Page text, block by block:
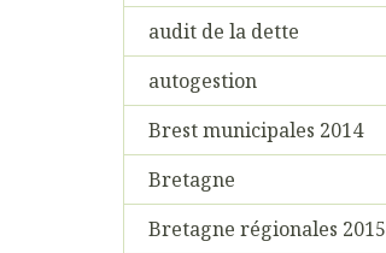
audit de la dette
autogestion
Brest municipales 2014
Bretagne
Bretagne régionales 2015